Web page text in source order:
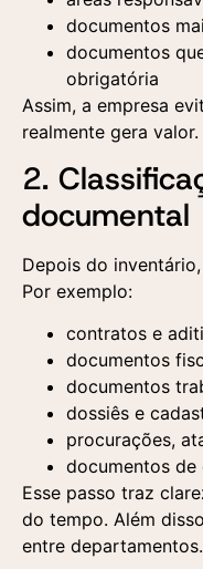
documentos
documentos
obrigatória
Assim, a empresa
realmente gera valor.
2.
documental
Depois do
Por exemplo:
contratos e
documentos
documentos
dossiês e
procurações,
documentos de
Esse passo traz
do tempo. Além
entre departamentos.